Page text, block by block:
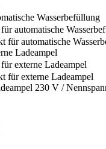
Wasserbefüllung
automatische
für automatische
Ladeampel
externe Ladeampel
für externe Ladeampel
230 V /